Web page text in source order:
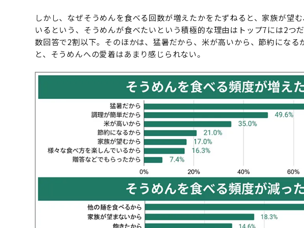
しかし、なぜそうめんを食べる回数が増えたかをたずねると、家族が望
いるという、そうめんが食べたいという積極的な理由はトップ7には2つ
数回答で2割以下。そのほかは、猛暑だから、米が高いから、節約になる
と、そうめんへの愛着はあまり感じられない。